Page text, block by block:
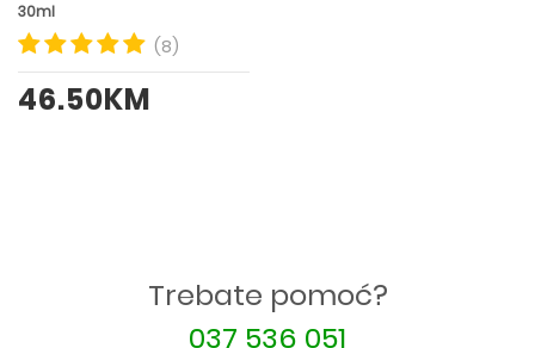
30ml
(8)
46.50KM
Trebate pomoć?
037 536 051